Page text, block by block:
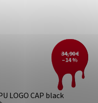
34,90 €
–14 %
LOGO CAP black